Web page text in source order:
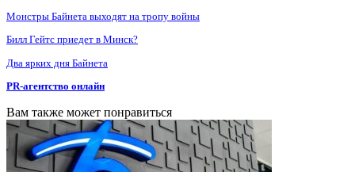
Монстры Байнета выходят на тропу войны
Билл Гейтс приедет в Минск?
Два ярких дня Байнета
PR-агентство онлайн
Вам также может понравиться